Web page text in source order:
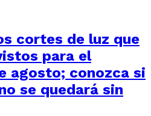
cortes de luz que
para el
agosto; conozca si
se quedará sin